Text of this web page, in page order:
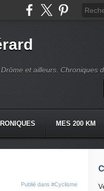
et ailleurs. Chroniques
MES 200 KM
Publié dans #Cyclisme